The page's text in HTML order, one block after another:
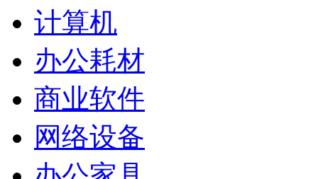
计算机
办公耗材
商业软件
网络设备